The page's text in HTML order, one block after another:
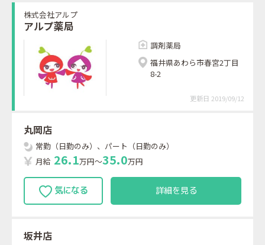
株式会社アルプ
アルプ薬局
調剤薬局
福井県あわら市春宮2丁目
8-2
更新日 2019/09/12
丸岡店
常勤（日勤のみ）、パート（日勤のみ）
月給 26.1万円～35.0万円
詳細を見る
坂井店